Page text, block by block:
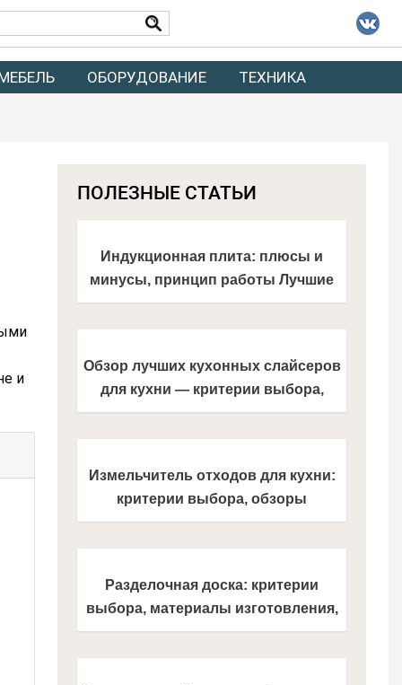
ОБОРУДОВАНИЕ ТЕХНИКА
и
ПОЛЕЗНЫЕ СТАТЬИ
Индукционная плита: плюсы и
минусы, принцип работы Лучшие
модели из каталога 2021 года!
Обзор лучших кухонных слайсеров
для кухни — критерии выбора,
производители
Измельчитель отходов для кухни:
критерии выбора, обзоры
популярных моделей + правила
Разделочная доска: критерии
выбора, материалы изготовления,
обзоры новинок для кухни (100